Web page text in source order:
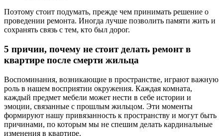
Поэтому стоит подумать, прежде чем принимать решение о
проведении ремонта. Иногда лучше позволить памяти жить и
сохранять связь с тем, кто был дорог.
5 причин, почему не стоит делать ремонт в
квартире после смерти жильца
Воспоминания, возникающие в пространстве, играют важную
роль в нашем восприятии окружения. Каждая комната,
каждый предмет мебели может нести в себе истории и
эмоции, связанные с прошлым жильцом. Эти моменты
формируют нашу привязанность к пространству и могут быть
причинами, по которым мы не спешим делать кардинальные
изменения в квартире.